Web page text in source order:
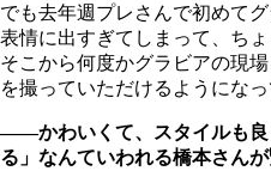
でも去年週プレさんで初めて
表情に出すぎてしまって、ち
そこから何度かグラビアの現
を撮っていただけるようにな
――かわいくて、スタイルも良
る」なんていわれる橋本さん